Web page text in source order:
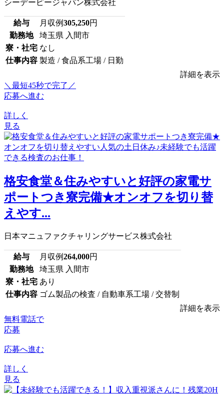
シーデーピージャパン株式会社
給与 月収例305,250円
勤務地
埼玉県 入間市
寮・社宅 なし
仕事内容 製造 / 食品系工場 / 日勤
詳細を表示
＼最短45秒で完了／
応募へ進む
詳しく
見る
格安食堂＆住みやすいと好評の家電サ
ポートつき寮完備★オンオフを切り替
えやす...
日本マニュファクチャリングサービス株式会社
給与 月収例264,000円
勤務地
埼玉県 入間市
寮・社宅 あり
仕事内容 ゴム製品の検査 / 自動車系工場 / 交替制
詳細を表示
無料電話で
応募
応募へ進む
詳しく
見る